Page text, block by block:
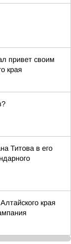
привет своим
края
Титова в его
края